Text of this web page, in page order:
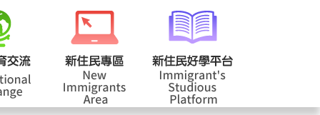
入